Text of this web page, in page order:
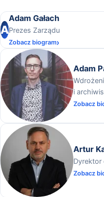
A
Adam Gałach
Prezes Zarządu
Zobacz biogram
Adam
i
Zobacz
Artur
Dyrektor
Zobacz